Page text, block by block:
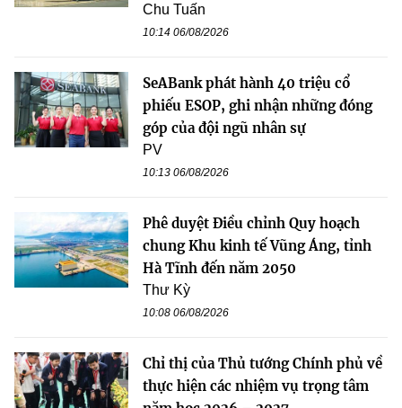
Chu Tuấn
10:14 06/08/2026
SeABank phát hành 40 triệu cổ
phiếu ESOP, ghi nhận những đóng
góp của đội ngũ nhân sự
PV
10:13 06/08/2026
Phê duyệt Điều chỉnh Quy hoạch
chung Khu kinh tế Vũng Áng, tỉnh
Hà Tĩnh đến năm 2050
Thư Kỳ
10:08 06/08/2026
Chỉ thị của Thủ tướng Chính phủ về
thực hiện các nhiệm vụ trọng tâm